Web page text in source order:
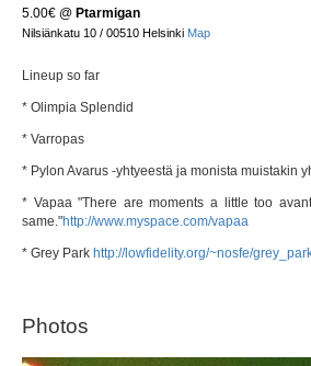
5.00€ @ Ptarmigan
Nilsiänkatu 10 / 00510 Helsinki Map
Lineup so far
* Olimpia Splendid
* Varropas
* Pylon Avarus -yhtyeestä ja monista muistakin
* Vapaa "There are moments a little too
same."http://www.myspace.com/vapaa
* Grey Park http://lowfidelity.org/~nosfe/
Photos